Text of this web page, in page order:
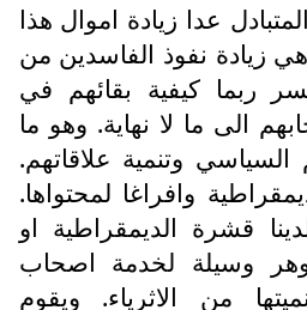
عدا زيادة اموال هذا
زيادة نفوذ الفاسدين من
ربما كيفية بقائهم في
الى ما لا نهاية. وهو ما
السياسي وتنمية علاقاتهم.
وافراغا لمحتواها.
قشرة الديمقراطية او
وسيلة لخدمة اصحاب
من الاثرياء. ويقوم